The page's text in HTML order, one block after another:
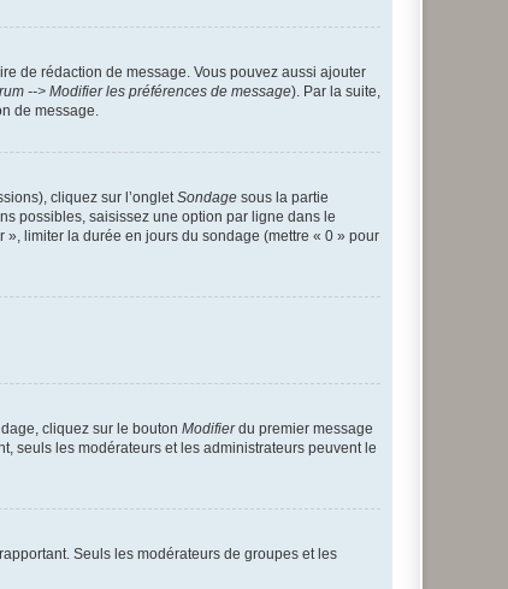
de rédaction de message. Vous pouvez aussi ajouter
--> Modifier les préférences de message). Par la suite,
de message.
cliquez sur l’ongletSondage sous la partie
possibles, saisissez une option par ligne dans le
limiter la durée en jours du sondage (mettre « 0 » pour
cliquez sur le bouton Modifierdu premier message
seuls les modérateurs et les administrateurs peuvent le
Seuls les modérateurs de groupes et les